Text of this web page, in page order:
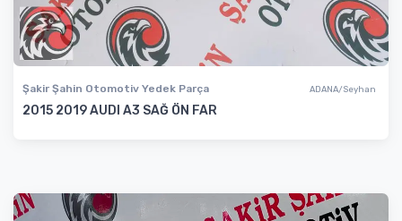
Şakir Şahin Otomotiv Yedek Parça ADANA/Seyhan
2015 2019 AUDI A3 SAĞ ÖN FAR